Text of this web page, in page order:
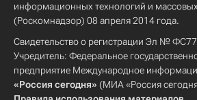
информационных технологий и
(Роскомнадзор) 08 апреля 2014 года.
Свидетельство о регистрации Эл №
Учредитель: Федеральное
предприятие Международное
«Россия сегодня» (МИА «Россия